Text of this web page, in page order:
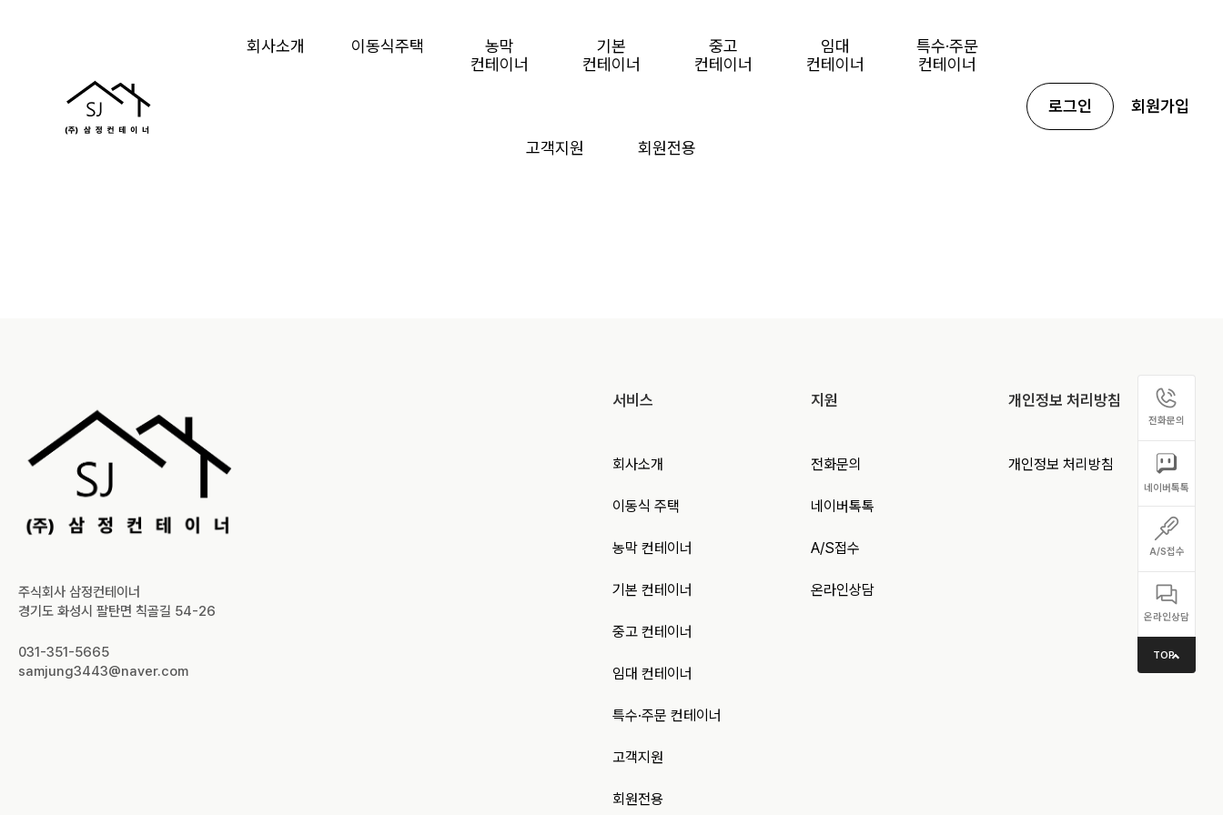
회사소개 이동식주택
농막
컨테이너
기본
컨테이너
중고
컨테이너
임대
컨테이너
특수·주문
컨테이너
고객지원 회원전용
로그인 회원가입
주식회사 삼정컨테이너
경기도 화성시 팔탄면 칙골길 54-26
031-351-5665
samjung3443@naver.com
서비스
회사소개
이동식 주택
농막 컨테이너
기본 컨테이너
중고 컨테이너
임대 컨테이너
특수·주문 컨테이너
고객지원
회원전용
지원
전화문의
네이버톡톡
A/S접수
온라인상담
개인정보 처리방침
개인정보 처리방침
전화문의
네이버톡톡
A/S접수
온라인상담
TOP